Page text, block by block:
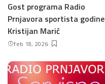
Gost programa Radio
Prnjavora sportista godine
Kristijan Marić
feb 18, 2026